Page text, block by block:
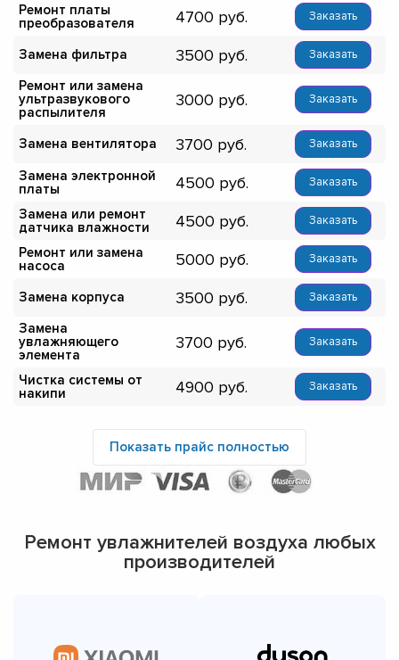
Ремонт платы
преобразователя
4700 Заказать
Замена фильтра 3500 Заказать
Ремонт или замена
ультразвукового
распылителя
3000 Заказать
Замена вентилятора 3700 Заказать
Замена электронной
платы
4500 Заказать
Замена или ремонт
датчика влажности
4500 Заказать
Ремонт или замена
насоса
5000 Заказать
Замена корпуса 3500 Заказать
Замена
увлажняющего
элемента
3700 Заказать
Чистка системы от
накипи
4900 Заказать
Показать прайс полностью
Ремонт увлажнителей воздуха любых
производителей